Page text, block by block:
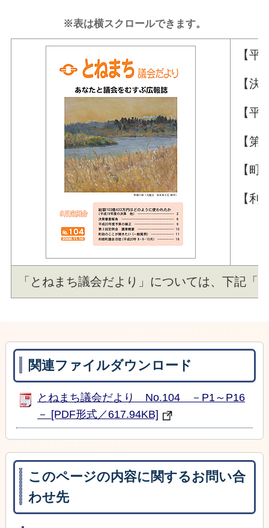
※表は横スクロールできます。
【
【
【
【
【
【
「とねまち議会だより」については、下記
関連ファイルダウンロード
とねまち議会だより No.104 －P1～P16
－ [PDF形式／617.94KB]
このページの内容に関するお問い合
わせ先